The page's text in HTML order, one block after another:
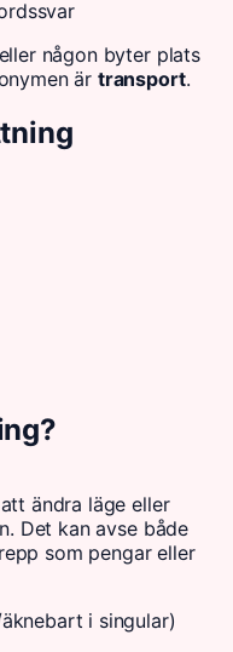
någon byter plats
är transport.
ändra läge eller
Det kan avse både
som pengar eller
i singular)